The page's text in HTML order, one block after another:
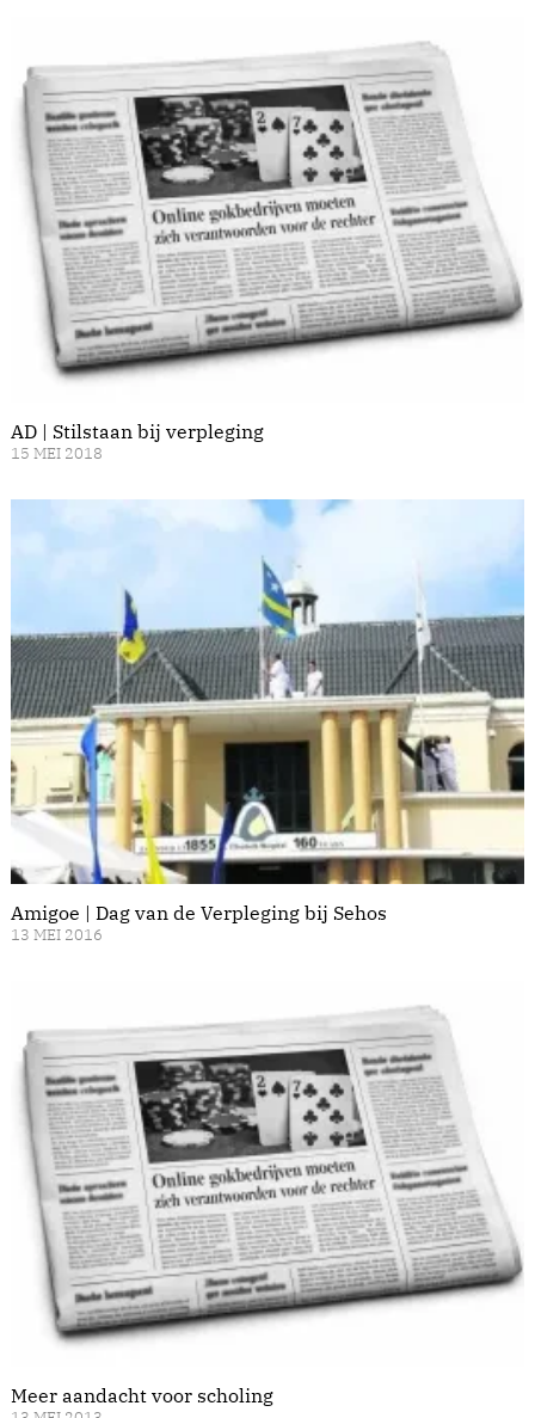
AD | Stilstaan bij verpleging
15 MEI 2018
Amigoe | Dag van de Verpleging bij Sehos
13 MEI 2016
Meer aandacht voor scholing